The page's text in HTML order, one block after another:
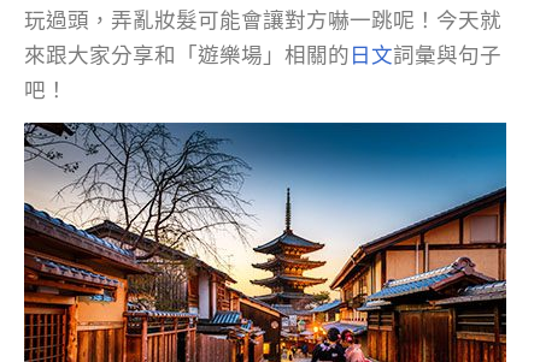
玩過頭，弄亂妝髮可能會讓對方嚇一跳呢！今天就
來跟大家分享和「遊樂場」相關的日文詞彙與句子
吧！